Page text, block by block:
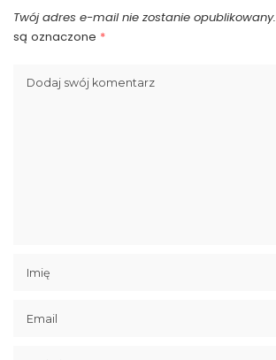
Twój adres e-mail nie zostanie opublikowany.
są oznaczone *